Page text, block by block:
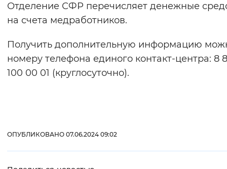
Отделение СФР перечисляет денежные
на счета медработников.
Получить дополнительную информацию
номеру телефона единого контакт-центра: 8
100 00 01 (круглосуточно).
ОПУБЛИКОВАНО 07.06.2024 09:02